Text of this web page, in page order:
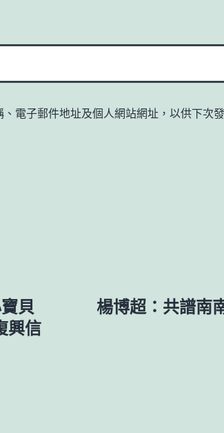
、電子郵件地址及個人網站網址，以供下次
貝
興信
楊博超：共譜南